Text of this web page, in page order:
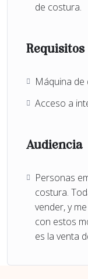
de costura.
Requisitos
Máquina de
Acceso a
Audiencia
Personas
costura.
vender, y
con estos
es la venta